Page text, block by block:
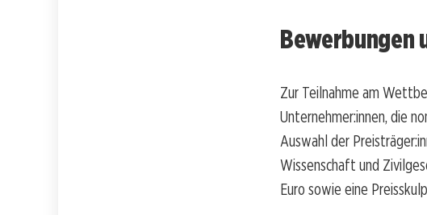
Bewerbungen
Zur Teilnahme am
Unternehmer:innen, die
Auswahl der
Wissenschaft und
Euro sowie eine